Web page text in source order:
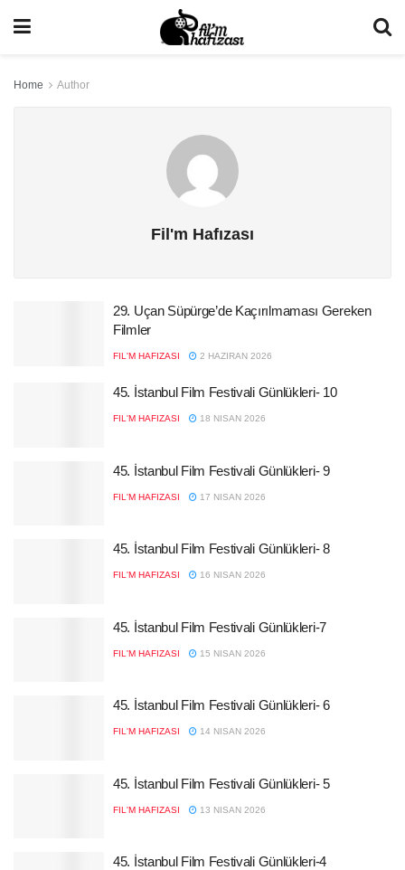
Home Author
Fil'm Hafızası
29. Uçan Süpürge’de Kaçırılmaması Gereken
Filmler
FIL'M HAFIZASI 2 HAZIRAN 2026
45. İstanbul Film Festivali Günlükleri- 10
FIL'M HAFIZASI 18 NISAN 2026
45. İstanbul Film Festivali Günlükleri- 9
FIL'M HAFIZASI 17 NISAN 2026
45. İstanbul Film Festivali Günlükleri- 8
FIL'M HAFIZASI 16 NISAN 2026
45. İstanbul Film Festivali Günlükleri-7
FIL'M HAFIZASI 15 NISAN 2026
45. İstanbul Film Festivali Günlükleri- 6
FIL'M HAFIZASI 14 NISAN 2026
45. İstanbul Film Festivali Günlükleri- 5
FIL'M HAFIZASI 13 NISAN 2026
45. İstanbul Film Festivali Günlükleri-4